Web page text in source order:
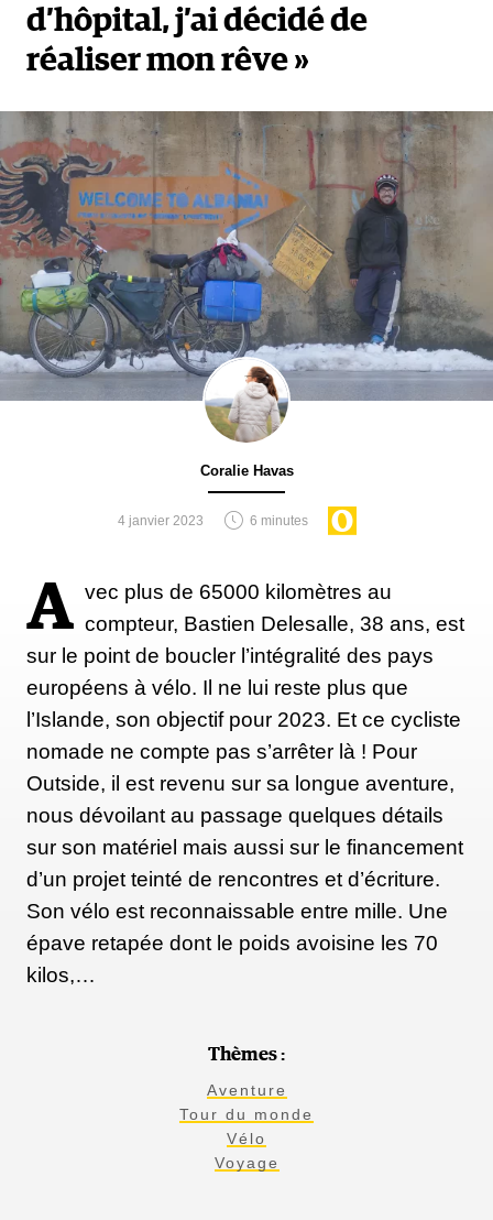
d’hôpital, j’ai décidé de
réaliser mon rêve »
Coralie Havas
4 janvier 2023 6 minutes
A vec plus de 65000 kilomètres au
compteur, Bastien Delesalle, 38 ans, est
sur le point de boucler l’intégralité des pays
européens à vélo. Il ne lui reste plus que
l’Islande, son objectif pour 2023. Et ce cycliste
nomade ne compte pas s’arrêter là ! Pour
Outside, il est revenu sur sa longue aventure,
nous dévoilant au passage quelques détails
sur son matériel mais aussi sur le financement
d’un projet teinté de rencontres et d’écriture.
Son vélo est reconnaissable entre mille. Une
épave retapée dont le poids avoisine les 70
kilos,…
Thèmes :
Aventure
Tour du monde
Vélo
Voyage